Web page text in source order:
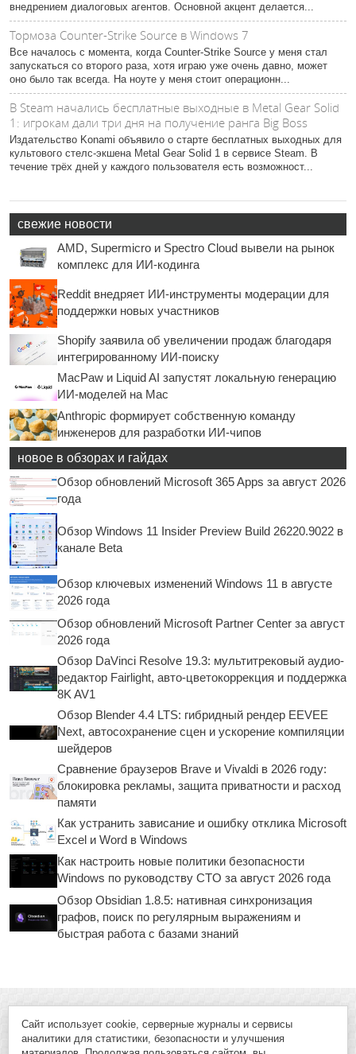
внедрением диалоговых агентов. Основной акцент делается...
Тормоза Counter-Strike Source в Windows 7
Все началось с момента, когда Counter-Strike Source у меня стал
запускаться со второго раза, хотя играю уже очень давно, может
оно было так всегда. На ноуте у меня стоит операционн...
В Steam начались бесплатные выходные в Metal Gear Solid
1: игрокам дали три дня на получение ранга Big Boss
Издательство Konami объявило о старте бесплатных выходных для
культового стелс-экшена Metal Gear Solid 1 в сервисе Steam. В
течение трёх дней у каждого пользователя есть возможност...
свежие новости
AMD, Supermicro и Spectro Cloud вывели на рынок
комплекс для ИИ-кодинга
Reddit внедряет ИИ-инструменты модерации для
поддержки новых участников
Shopify заявила об увеличении продаж благодаря
интегрированному ИИ-поиску
MacPaw и Liquid AI запустят локальную генерацию
ИИ-моделей на Mac
Anthropic формирует собственную команду
инженеров для разработки ИИ-чипов
новое в обзорах и гайдах
Обзор обновлений Microsoft 365 Apps за август 2026
года
Обзор Windows 11 Insider Preview Build 26220.9022 в
канале Beta
Обзор ключевых изменений Windows 11 в августе
2026 года
Обзор обновлений Microsoft Partner Center за август
2026 года
Обзор DaVinci Resolve 19.3: мультитрековый аудио-
редактор Fairlight, авто-цветокоррекция и поддержка
8K AV1
Обзор Blender 4.4 LTS: гибридный рендер EEVEE
Next, автосохранение сцен и ускорение компиляции
шейдеров
Сравнение браузеров Brave и Vivaldi в 2026 году:
блокировка рекламы, защита приватности и расход
памяти
Как устранить зависание и ошибку отклика Microsoft
Excel и Word в Windows
Как настроить новые политики безопасности
Windows по руководству CTO за август 2026 года
Обзор Obsidian 1.8.5: нативная синхронизация
графов, поиск по регулярным выражениям и
быстрая работа с базами знаний
Сайт использует cookie, серверные журналы и сервисы
аналитики для статистики, безопасности и улучшения